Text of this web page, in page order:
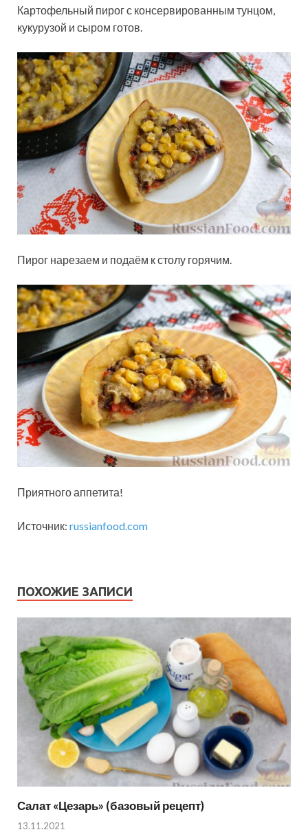
Картофельный пирог с консервированным тунцом,
кукурузой и сыром готов.
Пирог нарезаем и подаём к столу горячим.
Приятного аппетита!
Источник: russianfood.com
ПОХОЖИЕ ЗАПИСИ
Салат «Цезарь» (базовый рецепт)
13.11.2021